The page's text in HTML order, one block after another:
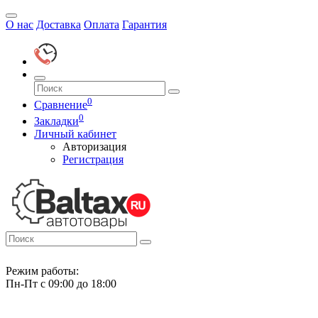
О нас Доставка Оплата Гарантия
Сравнение0
Закладки0
Личный кабинет
Авторизация
Регистрация
Режим работы:
Пн-Пт с 09:00 до 18:00